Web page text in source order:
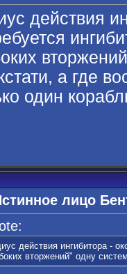
действия
а где
один
лицо
действия ингибитора -
вторжений" одну